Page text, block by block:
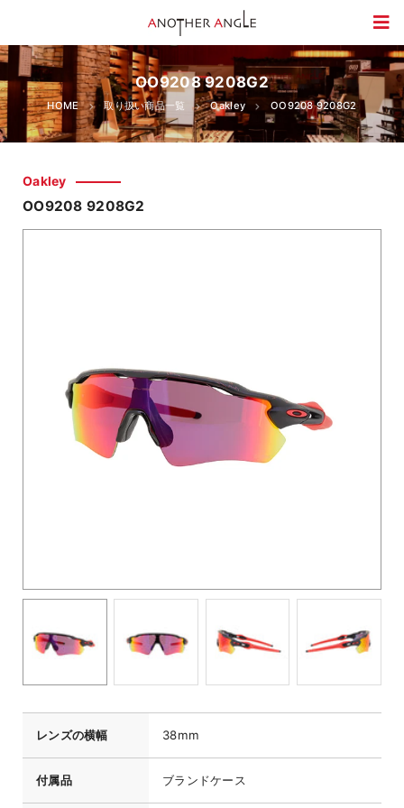
OO9208 9208G2
HOME 取り扱い商品一覧 Oakley OO9208 9208G2
Oakley
OO9208 9208G2
レンズの横幅 38mm
付属品 ブランドケース